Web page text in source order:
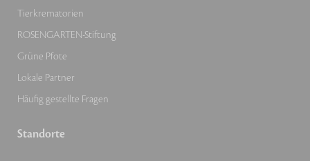
Tierkrematorien
ROSENGARTEN-Stiftung
Grüne Pfote
Lokale Partner
Häufig gestellte Fragen
Standorte